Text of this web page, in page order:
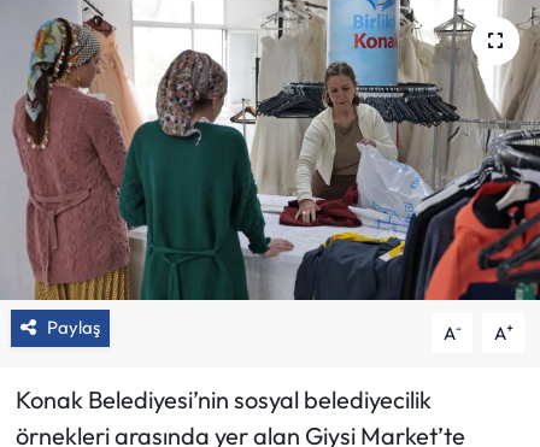
Paylaş A- A+
Konak Belediyesi’nin sosyal belediyecilik
örnekleri arasında yer alan Giysi Market’te